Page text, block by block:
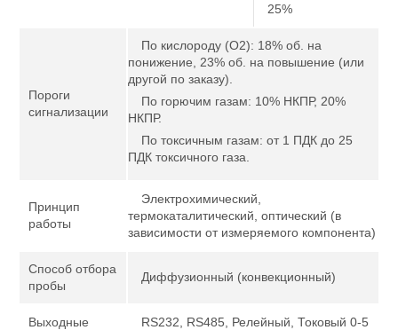
25%
Пороги
сигнализации
По кислороду (О2): 18% об. на
понижение, 23% об. на повышение (или
другой по заказу).
По горючим газам: 10% НКПР, 20%
НКПР.
По токсичным газам: от 1 ПДК до 25
ПДК токсичного газа.
Принцип
работы
Электрохимический,
термокаталитический, оптический (в
зависимости от измеряемого компонента)
Способ отбора
пробы
Диффузионный (конвекционный)
Выходные
RS232, RS485, Релейный, Токовый 0-5